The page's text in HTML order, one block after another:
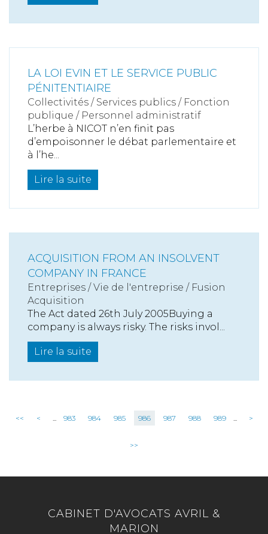
LA LOI EVIN ET LE SERVICE PUBLIC
PÉNITENTIAIRE
Collectivités / Services publics / Fonction
publique / Personnel administratif
L’herbe à NICOT n’en finit pas
d’empoisonner le débat parlementaire et
à l’he...
Lire la suite
ACQUISITION FROM AN INSOLVENT
COMPANY IN FRANCE
Entreprises /Vie de l'entreprise / Fusion
Acquisition
The Act dated 26th July 2005Buying a
company is always risky. The risks invol...
Lire la suite
<< < ... 983 984 985 986 987 988 989 ... >
>>
CABINET D'AVOCATS AVRIL &
MARION